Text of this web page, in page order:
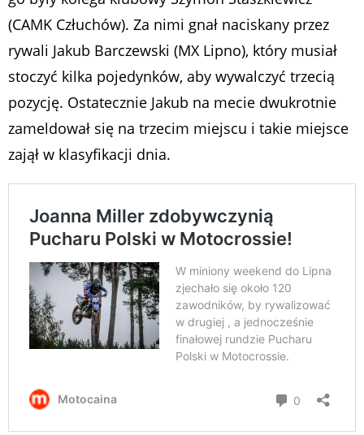
(CAMK Człuchów). Za nimi gnał naciskany przez
rywali Jakub Barczewski (MX Lipno), który musiał
stoczyć kilka pojedynków, aby wywalczyć trzecią
pozycję. Ostatecznie Jakub na mecie dwukrotnie
zameldował się na trzecim miejscu i takie miejsce
zajął w klasyfikacji dnia.